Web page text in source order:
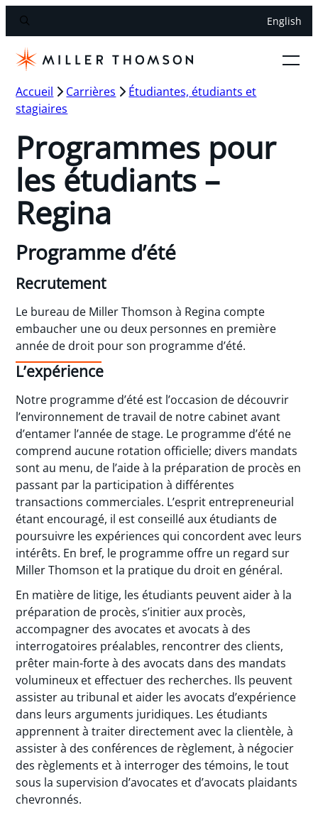
English
Accueil Carrières
Étudiantes, étudiants et
stagiaires
Programmes pour
les étudiants –
Regina
Programme d’été
Recrutement
Le bureau de Miller Thomson à Regina compte
embaucher une ou deux personnes en première
année de droit pour son programme d’été.
L’expérience
Notre programme d’été est l’occasion de découvrir
l’environnement de travail de notre cabinet avant
d’entamer l’année de stage. Le programme d’été ne
comprend aucune rotation officielle; divers mandats
sont au menu, de l’aide à la préparation de procès en
passant par la participation à différentes
transactions commerciales. L’esprit entrepreneurial
étant encouragé, il est conseillé aux étudiants de
poursuivre les expériences qui concordent avec leurs
intérêts. En bref, le programme offre un regard sur
Miller Thomson et la pratique du droit en général.
En matière de litige, les étudiants peuvent aider à la
préparation de procès, s’initier aux procès,
accompagner des avocates et avocats à des
interrogatoires préalables, rencontrer des clients,
prêter main-forte à des avocats dans des mandats
volumineux et effectuer des recherches. Ils peuvent
assister au tribunal et aider les avocats d’expérience
dans leurs arguments juridiques. Les étudiants
apprennent à traiter directement avec la clientèle, à
assister à des conférences de règlement, à négocier
des règlements et à interroger des témoins, le tout
sous la supervision d’avocates et d’avocats plaidants
chevronnés.